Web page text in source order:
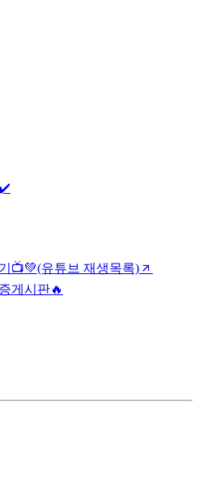
📺💚(유튜브 재생목록)
게시판🔥